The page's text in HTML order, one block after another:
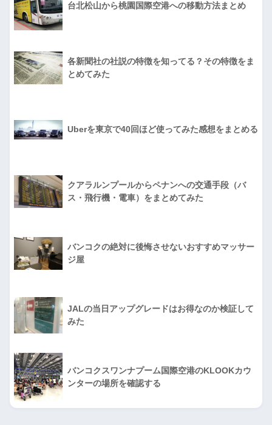
台北松山から桃園国際空港への移動方法まとめ
各新聞社の社説の特徴を知ってる？その特徴をま
とめてみた
Uberを東京で40回ほど使ってみた感想をまとめる
クアラルンプールからペナンへの交通手段（バ
ス・飛行機・電車）をまとめてみた
バンコクの絶対に後悔させないおすすめマッサー
ジ屋
JALの当日アップグレードはお得なのか検証して
みた
バンコクスワンナプーム国際空港のKLOOKカウ
ンターの場所を確認する